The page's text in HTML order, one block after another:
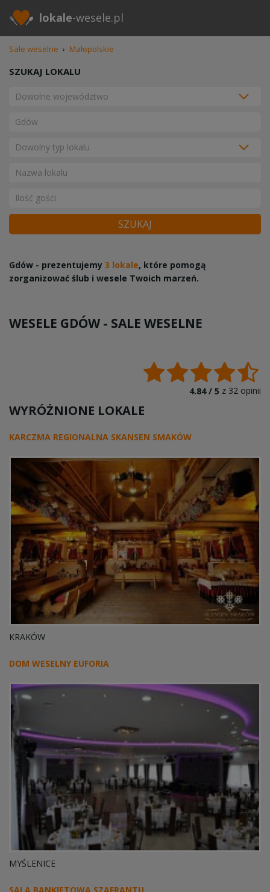
lokale-wesele.pl
Sale weselne › Małopolskie
SZUKAJ LOKALU
SZUKAJ
Gdów - prezentujemy 3 lokale, które pomogą
zorganizować ślub i wesele Twoich marzeń.
WESELE GDÓW - SALE WESELNE
4.84 / 5 z 32 opinii
WYRÓŻNIONE LOKALE
KARCZMA REGIONALNA SKANSEN SMAKÓW
KRAKÓW
DOM WESELNY EUFORIA
MYŚLENICE
SALA BANKIETOWA SZAFRANTU